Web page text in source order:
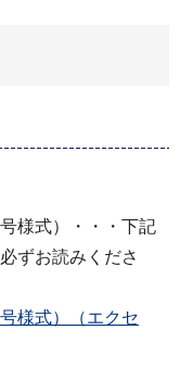
様式）・・・下記
ずお読みくださ
様式）（エクセ